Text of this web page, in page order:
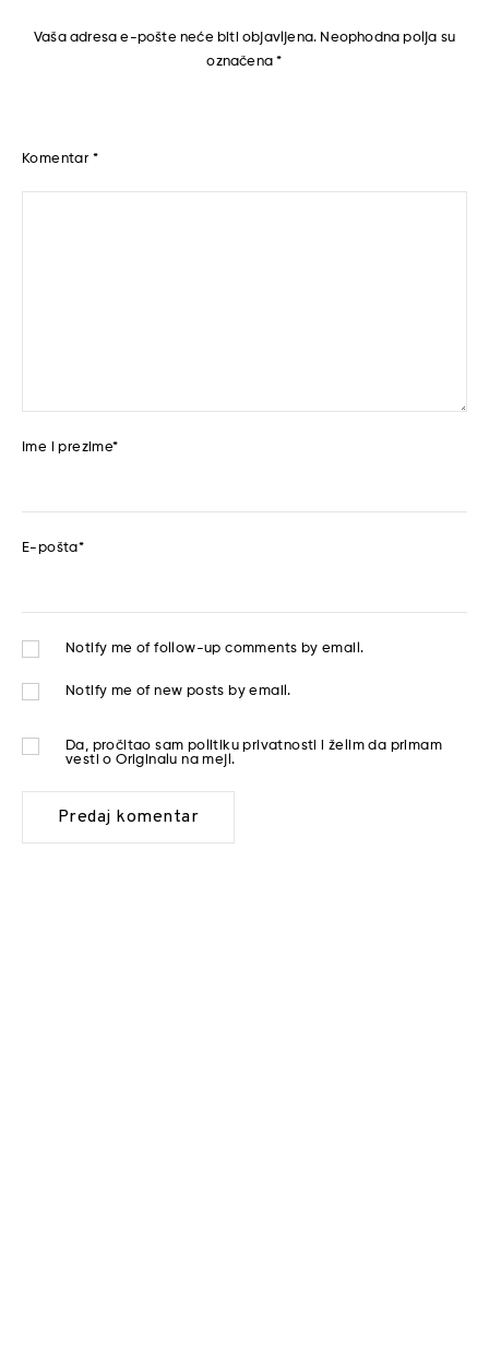
Vaša adresa e-pošte neće biti objavljena. Neophodna polja su
označena*
Komentar *
Ime i prezime*
E-pošta*
Notify me of follow-up comments by email.
Notify me of new posts by email.
Da, pročitao sam politiku privatnosti
i želim da primam
vesti o Originalu na mejl.